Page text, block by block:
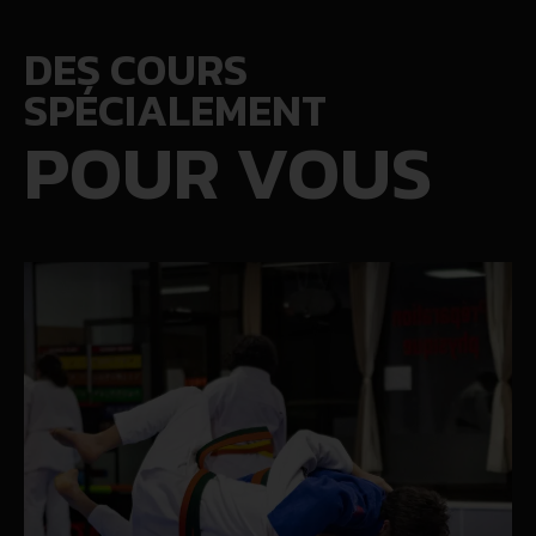
DES COURS
SPÉCIALEMENT
POUR VOUS